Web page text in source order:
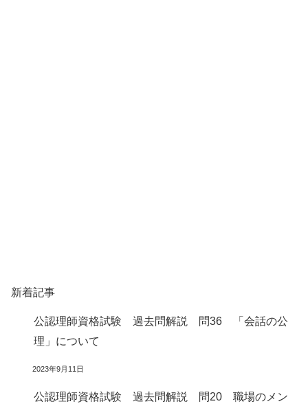
新着記事
公認理師資格試験 過去問解説 問36 「会話の公
理」について
2023年9月11日
公認理師資格試験 過去問解説 問20 職場のメン